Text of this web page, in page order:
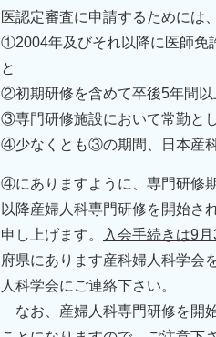
医認定審査に申請するためには
①2004年及びそれ以降に医師免
と
②初期研修を含めて卒後5年間以
③専門研修施設において常勤と
④少なくとも③の期間、日本産
④にありますように、専門研修
以降産婦人科専門研修を開始さ
申し上げます。
入会手続きは9
府県にあります産科婦人科学会
人科学会にご連絡下さい。
なお、産婦人科専門研修を開